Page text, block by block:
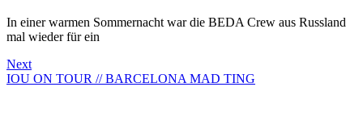
In einer warmen Sommernacht war die BEDA Crew aus Russland
mal wieder für ein
Next
IOU ON TOUR // BARCELONA MAD TING